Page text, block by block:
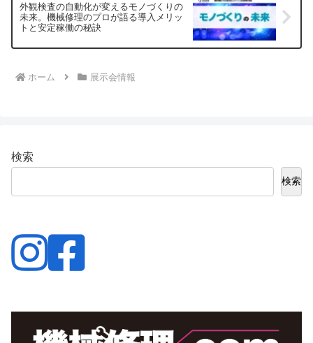
外観検査の自動化が変えるモノづくりの
未来。機械修理のプロが語る導入メリッ
トと安定稼働の秘訣
ホーム 展示会情報
検索
検索